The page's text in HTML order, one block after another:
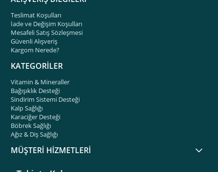
Teslimat Koşulları
İade ve Değişim Koşulları
Mesafeli Satış Sözleşmesi
Güvenli Alışveriş
Kargom Nerede?
KATEGORİLER
Vitamin & Mineraller
Bağışıklık Desteği
Sindirim Sistemi Desteği
Kalp Sağlığı
Karaciğer Desteği
Böbrek Sağlığı
Ağız & Diş Sağlığı
MÜŞTERİ HİZMETLERİ